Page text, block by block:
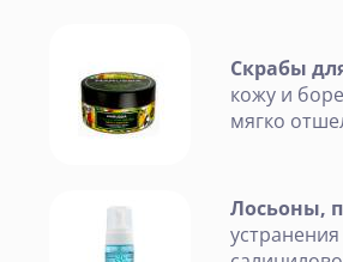
Скрабы
кожу и
мягко
Лосьоны,